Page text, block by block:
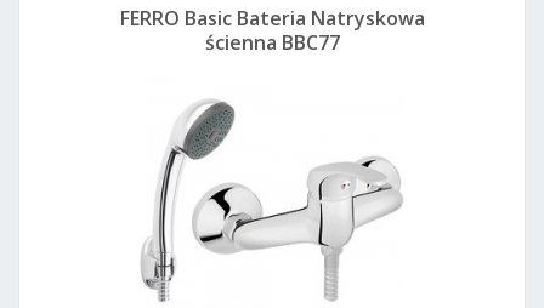
FERRO Basic Bateria Natryskowa
ścienna BBC77